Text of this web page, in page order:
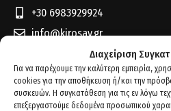
Διαχείριση
Για να παρέχουμε την καλύτερη εμπειρία,
cookies για την αποθήκευση ή/και την
συσκευών. Η συγκατάθεση για τις εν λόγω
επεξεργαστούμε δεδομένα προσωπικού
+30 6983929924
info@kirosav.gr